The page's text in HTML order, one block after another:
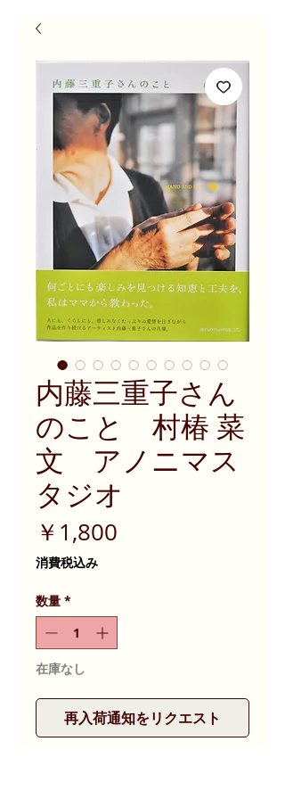
内藤三重子さん
のこと 村椿 菜
文 アノニマス
タジオ
￥1,800
消費税込み
数量 *
在庫なし
再入荷通知をリクエスト